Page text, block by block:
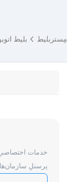
مِستربلیط بلیط
خدمات اختصاصیِ
پرسنلِ سازمان‌ها